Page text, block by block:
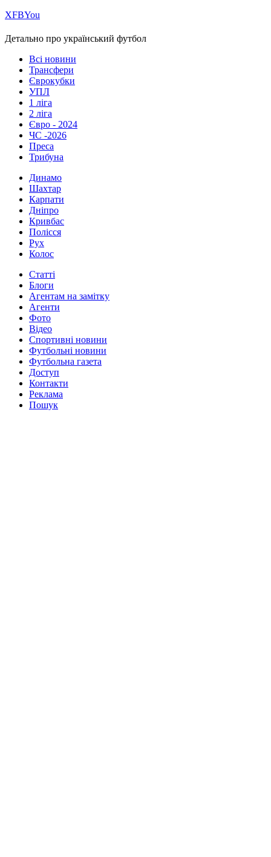
ХFBYou
Детально про український футбол
Всі новини
Трансфери
Єврокубки
УПЛ
1 ліга
2 ліга
Євро - 2024
ЧС -2026
Преса
Трибуна
Динамо
Шахтар
Карпати
Дніпро
Кривбас
Полісся
Рух
Колос
Статті
Блоги
Агентам на замітку
Агенти
Фото
Відео
Спортивні новини
Футбольні новини
Футбольна газета
Доступ
Контакти
Реклама
Пошук